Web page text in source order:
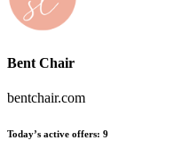
Bent Chair
bentchair.com
Today’s active offers: 9